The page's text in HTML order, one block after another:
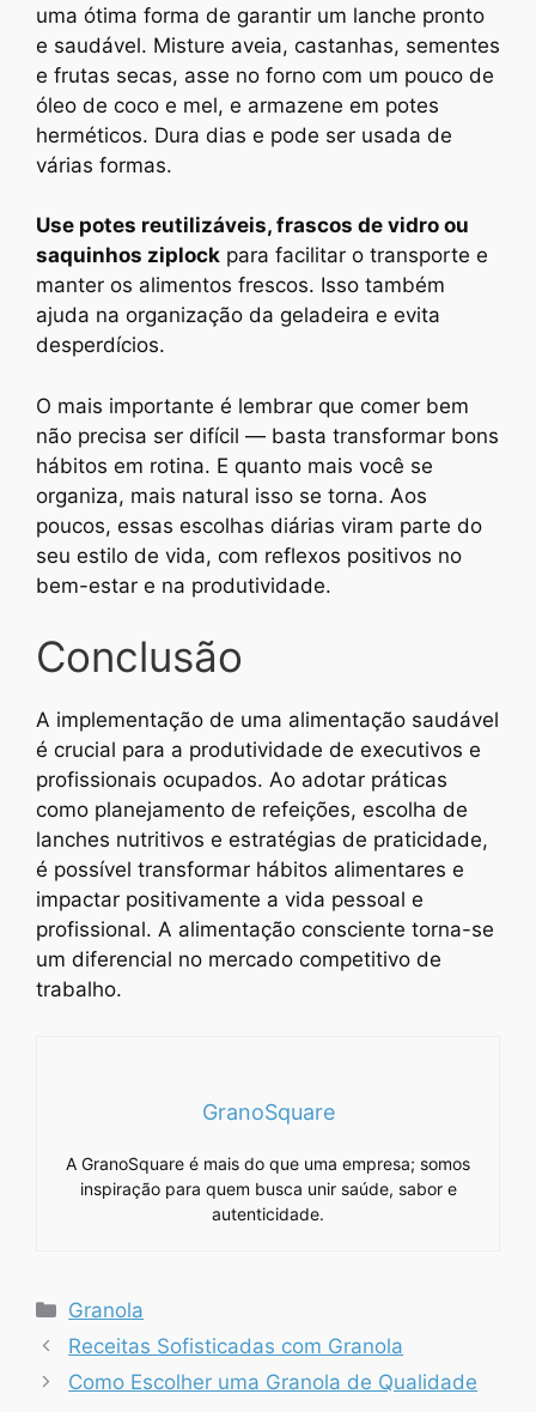
uma ótima forma de garantir um lanche pronto
e saudável. Misture aveia, castanhas, sementes
e frutas secas, asse no forno com um pouco de
óleo de coco e mel, e armazene em potes
herméticos. Dura dias e pode ser usada de
várias formas.
Use potes reutilizáveis, frascos de vidro ou
saquinhos ziplock para facilitar o transporte e
manter os alimentos frescos. Isso também
ajuda na organização da geladeira e evita
desperdícios.
O mais importante é lembrar que comer bem
não precisa ser difícil — basta transformar bons
hábitos em rotina. E quanto mais você se
organiza, mais natural isso se torna. Aos
poucos, essas escolhas diárias viram parte do
seu estilo de vida, com reflexos positivos no
bem-estar e na produtividade.
Conclusão
A implementação de uma alimentação saudável
é crucial para a produtividade de executivos e
profissionais ocupados. Ao adotar práticas
como planejamento de refeições, escolha de
lanches nutritivos e estratégias de praticidade,
é possível transformar hábitos alimentares e
impactar positivamente a vida pessoal e
profissional. A alimentação consciente torna-se
um diferencial no mercado competitivo de
trabalho.
GranoSquare
A GranoSquare é mais do que uma empresa; somos
inspiração para quem busca unir saúde, sabor e
autenticidade.
Categorias
Granola
Receitas Sofisticadas com Granola
Como Escolher uma Granola de Qualidade